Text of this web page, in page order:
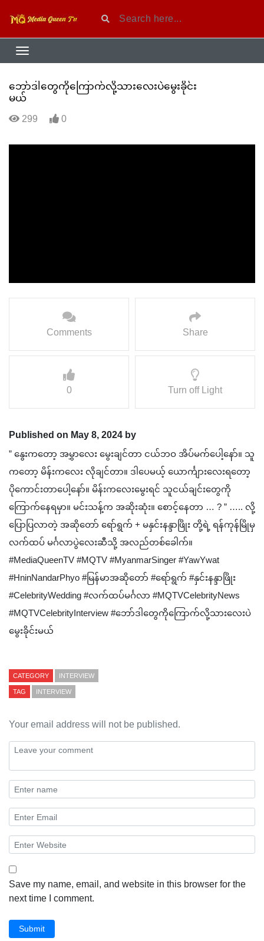
ဘော်ဒါတွေကိုကြောက်လို့သားလေးပဲမွေးခိုင်း
မယ်
299 0
Comments Share
0 Turn off Light
Published on May 8, 2024 by
” နွေးကတော့ အမွှာလေး မွေးချင်တာ ငယ်ဘဝ အိပ်မက်ပေါ့နော်။ သူ
ကတော့ မိန်းကလေး လိုချင်တာ။ ဒါပေမယ့် ယောင်္ကျားလေးရတော့
ပိုကောင်းတာပေါ့နော်။ မိန်းကလေးမွေးရင် သူငယ်ချင်းတွေကို
ကြောက်နေရမှာ။ မင်းသန့်က အဆိုးဆုံး။ စောင့်နေတာ … ? ” ….. လို့
ပြောပြလာတဲ့ အဆိုတော် ရော်ရွက် + မနှင်းနန္ဒာဖြိုး တို့ရဲ့ ရန်ကုန်မြိုမှ
လက်ထပ် မင်္ဂလာပွဲလေးဆီသို့ အလည်တစ်ခေါက်။
#MediaQueenTV #MQTV #MyanmarSinger #YawYwat
#HninNandarPhyo #မြန်မာအဆိုတော် #ရော်ရွက် #နှင်းနန္ဒာဖြိုး
#CelebrityWedding #လက်ထပ်မင်္ဂလာ #MQTVCelebrityNews
#MQTVCelebrityInterview #ဘော်ဒါတွေကိုကြောက်လို့သားလေးပဲ
မွေးခိုင်းမယ်
CATEGORY INTERVIEW
TAG INTERVIEW
Your email address will not be published.
Save my name, email, and website in this browser for the
next time I comment.
Submit